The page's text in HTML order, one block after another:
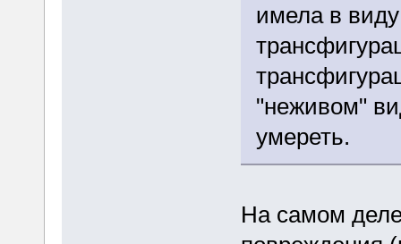
имела в
"неживом"
умереть.
На самом